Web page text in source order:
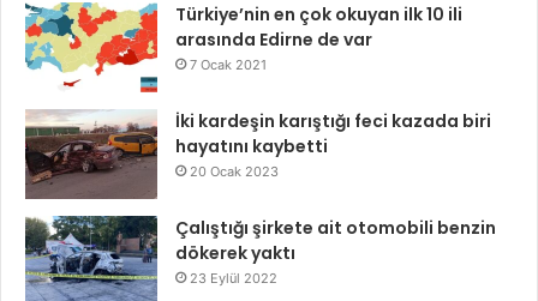
Türkiye’nin en çok okuyan ilk 10 ili
arasında Edirne de var
7 Ocak 2021
İki kardeşin karıştığı feci kazada biri
hayatını kaybetti
20 Ocak 2023
Çalıştığı şirkete ait otomobili benzin
dökerek yaktı
23 Eylül 2022